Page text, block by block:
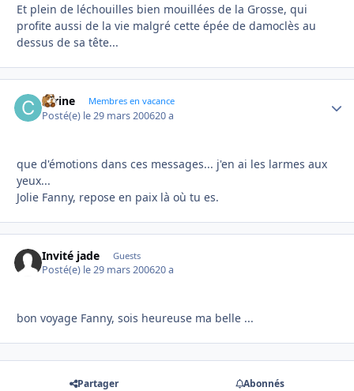
Et plein de léchouilles bien mouillées de la Grosse, qui
profite aussi de la vie malgré cette épée de damoclès au
dessus de sa tête...
carine Membres en vacance
Posté(e) le 29 mars 200620 a
que d'émotions dans ces messages... j'en ai les larmes aux
yeux...
Jolie Fanny, repose en paix là où tu es.
Invité jade Guests
Posté(e) le 29 mars 200620 a
bon voyage Fanny, sois heureuse ma belle ...
Partager Abonnés